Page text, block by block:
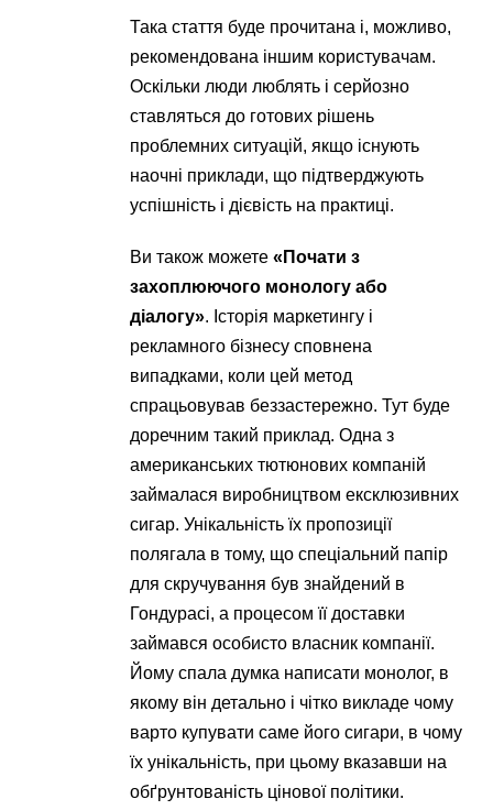
Така стаття буде прочитана і, можливо,
рекомендована іншим користувачам.
Оскільки люди люблять і серйозно
ставляться до готових рішень
проблемних ситуацій, якщо існують
наочні приклади, що підтверджують
успішність і дієвість на практиці.
Ви також можете«Почати з
захоплюючого монологу або
діалогу». Історія маркетингу і
рекламного бізнесу сповнена
випадками, коли цей метод
спрацьовував беззастережно. Тут буде
доречним такий приклад. Одна з
американських тютюнових компаній
займалася виробництвом ексклюзивних
сигар. Унікальність їх пропозиції
полягала в тому, що спеціальний папір
для скручування був знайдений в
Гондурасі, а процесом її доставки
займався особисто власник компанії.
Йому спала думка написати монолог, в
якому він детально і чітко викладе чому
варто купувати саме його сигари, в чому
їх унікальність, при цьому вказавши на
обґрунтованість цінової політики.